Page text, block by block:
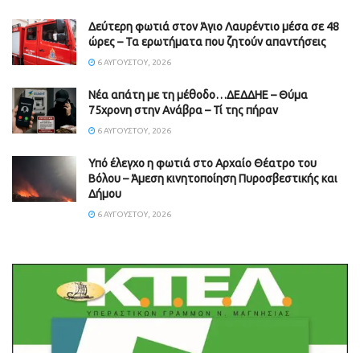
Δεύτερη φωτιά στον Άγιο Λαυρέντιο μέσα σε 48
ώρες – Τα ερωτήματα που ζητούν απαντήσεις
6 ΑΥΓΟΎΣΤΟΥ, 2026
Νέα απάτη με τη μέθοδο…ΔΕΔΔΗΕ – Θύμα
75χρονη στην Ανάβρα – Τί της πήραν
6 ΑΥΓΟΎΣΤΟΥ, 2026
Υπό έλεγχο η φωτιά στο Αρχαίο Θέατρο του
Βόλου – Άμεση κινητοποίηση Πυροσβεστικής και
Δήμου
6 ΑΥΓΟΎΣΤΟΥ, 2026